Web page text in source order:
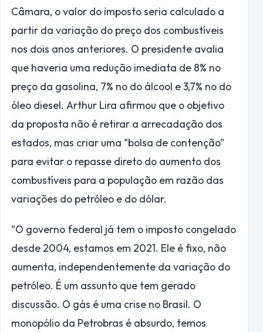
Câmara, o valor do imposto seria calculado a
partir da variação do preço dos combustíveis
nos dois anos anteriores. O presidente avalia
que haveria uma redução imediata de 8% no
preço da gasolina, 7% no do álcool e 3,7% no do
óleo diesel. Arthur Lira afirmou que o objetivo
da proposta não é retirar a arrecadação dos
estados, mas criar uma “bolsa de contenção”
para evitar o repasse direto do aumento dos
combustíveis para a população em razão das
variações do petróleo e do dólar.
“O governo federal já tem o imposto congelado
desde 2004, estamos em 2021. Ele é fixo, não
aumenta, independentemente da variação do
petróleo. É um assunto que tem gerado
discussão. O gás é uma crise no Brasil. O
monopólio da Petrobras é absurdo, temos